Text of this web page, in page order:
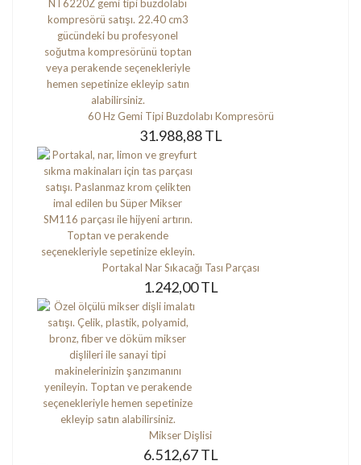
60 Hz Gemi Tipi Buzdolabı Kompresörü
31.988,88 TL
Portakal Nar Sıkacağı Tası Parçası
1.242,00 TL
Mikser Dişlisi
6.512,67 TL